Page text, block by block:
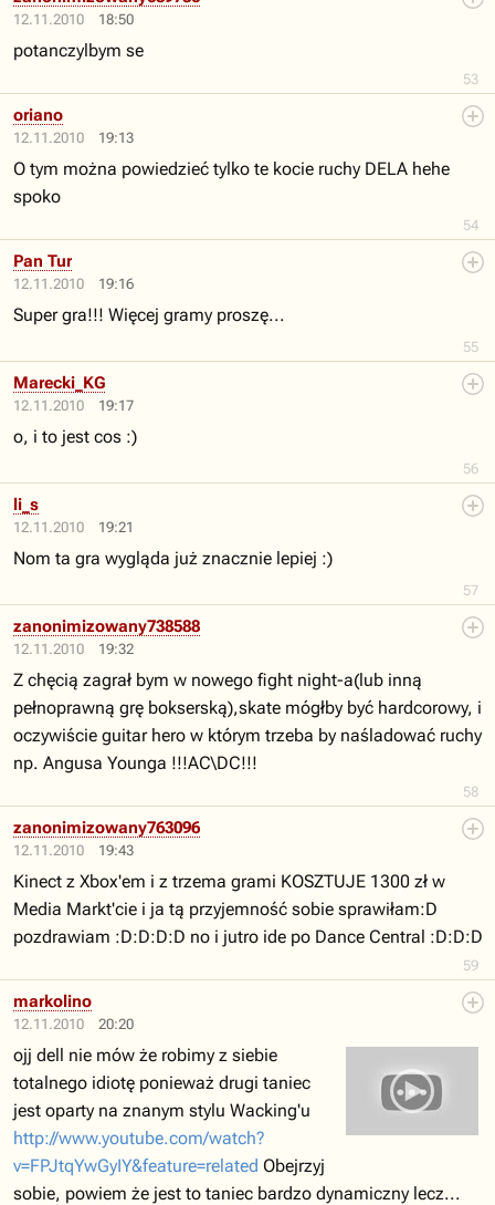
12.11.2010 18:50
53
potanczylbym se
12.11.2010 19:13
54
oriano
O tym można powiedzieć tylko te kocie ruchy DELA hehe
spoko
12.11.2010 19:16
55
Pan Tur
Super gra!!! Więcej gramy proszę...
12.11.2010 19:17
56
Marecki_KG
o, i to jest cos :)
12.11.2010 19:21
57
li_s
Nom ta gra wygląda już znacznie lepiej :)
12.11.2010 19:32
58
zanonimizowany738588
Z chęcią zagrał bym w nowego fight night-a(lub inną
pełnoprawną grę bokserską),skate mógłby być hardcorowy, i
oczywiście guitar hero w którym trzeba by naśladować ruchy
np. Angusa Younga !!!AC\DC!!!
12.11.2010 19:43
59
zanonimizowany763096
Kinect z Xbox'em i z trzema grami KOSZTUJE 1300 zł w
Media Markt'cie i ja tą przyjemność sobie sprawiłam:D
pozdrawiam :D:D:D:D no i jutro ide po Dance Central :D:D:D
12.11.2010 20:20
markolino
ojj dell nie mów że robimy z siebie
totalnego idiotę ponieważ drugi taniec
jest oparty na znanym stylu Wacking'u
http://www.youtube.com/watch?
v=FPJtqYwGyIY&feature=related Obejrzyj
sobie, powiem że jest to taniec bardzo dynamiczny lecz...